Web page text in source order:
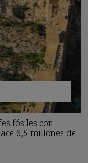
fósiles con
6,5 millones de